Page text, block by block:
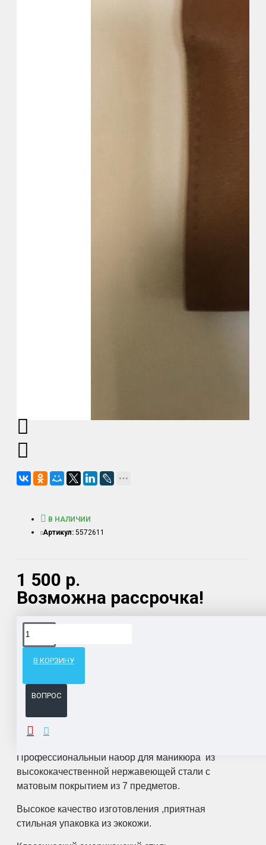
1 500 р.
Возможна рассрочка!
В НАЛИЧИИ
Артикул: 5572611
В КОРЗИНУ
ВОПРОС
Доставка товара по всему Таможенному союзу.
ОПИСАНИЕ
Профессиональный набор для маникюра  из
высококачественной нержавеющей стали с
матовым покрытием из 7 предметов.
Высокое качество изготовления ,приятная
стильная упаковка из экокожи.